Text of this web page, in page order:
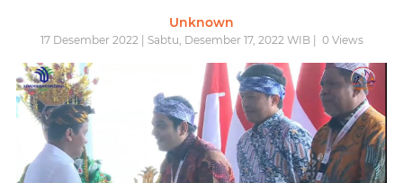
Unknown
17 Desember 2022 | Sabtu, Desember 17, 2022 WIB | 0Views